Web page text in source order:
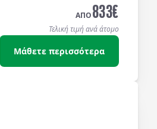
ΑΠΟ833€
Τελική τιμή ανά άτομο
Μάθετε περισσότερα